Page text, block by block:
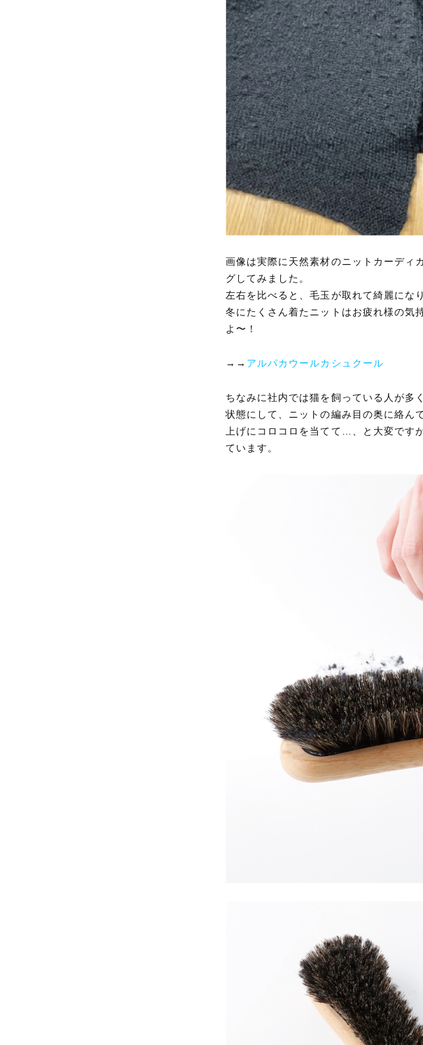
画像は実際に天然素材のニットカーディ
グしてみました。
左右を比べると、毛玉が取れて綺麗にな
冬にたくさん着たニットはお疲れ様の気
よ〜！
→→ アルパカウールカシュクール
ちなみに社内では猫を飼っている人が多
状態にして、ニットの編み目の奥に絡ん
上げにコロコロを当てて…、と大変です
ています。